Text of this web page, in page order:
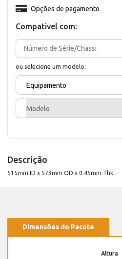
Compativel com:
ou selecione um modelo:
Equipamento
Modelo
Opções de pagamento
Descrição
515mm ID x 573mm OD x 0.45mm Thk
Dimensões do Pacote
Altura